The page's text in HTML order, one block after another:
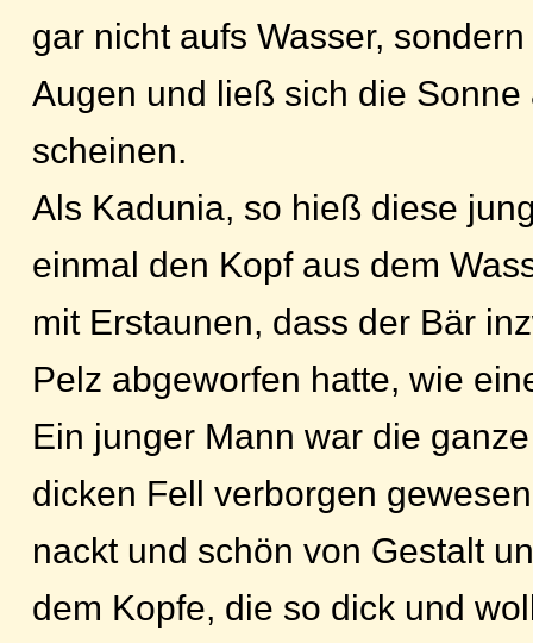
gar nicht aufs Wasser,
Augen und ließ sich die Sonne
scheinen.
Als Kadunia, so hieß diese
einmal den Kopf aus dem
mit Erstaunen, dass der Bär
Pelz abgeworfen hatte, wie
Ein junger Mann war die
dicken Fell verborgen
nackt und schön von Gestalt
dem Kopfe, die so dick und